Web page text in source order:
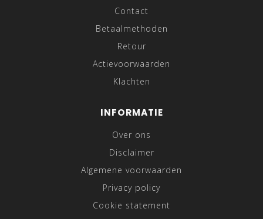
Contact
Betaalmethoden
Retour
Actievoorwaarden
Klachten
INFORMATIE
Over ons
Disclaimer
Algemene voorwaarden
Privacy policy
Cookie statement